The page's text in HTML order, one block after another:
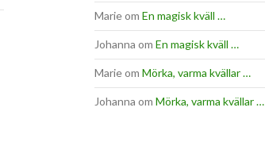
Marieom En magisk kväll …
Johanna om En magisk kväll …
Marieom Mörka, varma kvällar …
Johanna om Mörka, varma kvällar …